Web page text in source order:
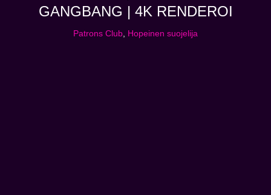
GANGBANG | 4K RENDEROI
Patrons Club Hopeinen suojelija